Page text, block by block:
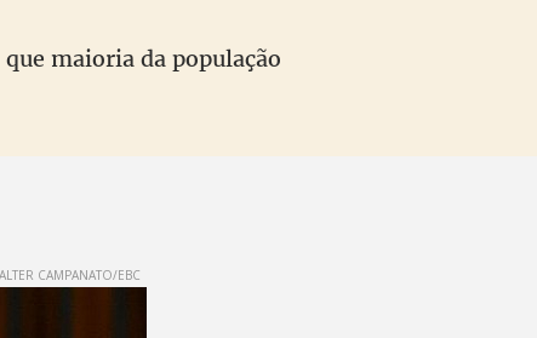
maioria da população
CAMPANATO/EBC